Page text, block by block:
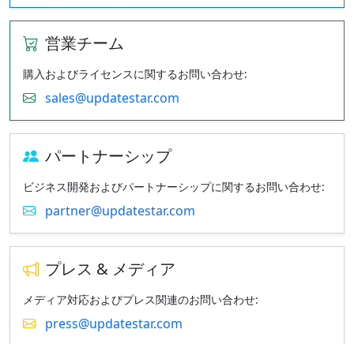
営業チーム
購入およびライセンスに関するお問い合わせ:
sales@updatestar.com
パートナーシップ
ビジネス開発およびパートナーシップに関するお問い合わせ:
partner@updatestar.com
プレス & メディア
メディア対応およびプレス関連のお問い合わせ:
press@updatestar.com